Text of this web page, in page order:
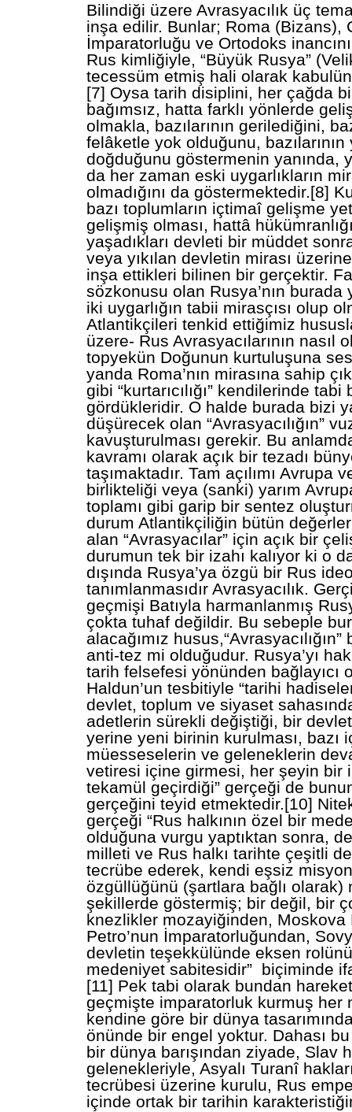
Bilindiği üzere Avrasyacılık üç
inşa edilir. Bunlar; Roma (Bizans),
İmparatorluğu ve Ortodoks
Rus kimliğiyle, “Büyük Rusya”
tecessüm etmiş hali olarak
[7] Oysa tarih disiplini, her çağda
bağımsız, hatta farklı yönlerde
olmakla, bazılarının gerilediğini,
felâketle yok olduğunu,
doğduğunu göstermenin yanında,
da her zaman eski uygarlıkların
olmadığını da göstermektedir.[8]
bazı toplumların içtimaî gelişme
gelişmiş olması, hattâ
yaşadıkları devleti bir müddet
veya yıkılan devletin mirası
inşa ettikleri bilinen bir gerçektir.
sözkonusu olan Rusya’nın burada
iki uygarlığın tabii mirasçısı olup
Atlantikçileri tenkid ettiğimiz
üzere- Rus Avrasyacılarının nasıl
topyekün Doğunun kurtuluşuna
yanda Roma’nın mirasına sahip
gibi “kurtarıcılığı” kendilerinde
gördükleridir. O halde burada bizi
düşürecek olan “Avrasyacılığın”
kavuşturulması gerekir. Bu
kavramı olarak açık bir tezadı
taşımaktadır. Tam açılımı Avrupa
birlikteliği veya (sanki) yarım
toplamı gibi garip bir sentez
durum Atlantikçiliğin bütün
alan “Avrasyacılar” için açık bir
durumun tek bir izahı kalıyor ki o
dışında Rusya’ya özgü bir Rus
tanımlanmasıdır Avrasyacılık.
geçmişi Batıyla harmanlanmış
çokta tuhaf değildir. Bu sebeple
alacağımız
anti-tez mi olduğudur. Rusya’yı
tarih felsefesi yönünden bağlayıcı
Haldun’un tesbitiyle “tarihi
devlet, toplum ve siyaset
adetlerin sürekli değiştiği, bir
yerine yeni birinin kurulması, bazı
müesseselerin ve geleneklerin
vetiresi içine girmesi, her şeyin bir
tekamül geçirdiği” gerçeği de
gerçeğini teyid etmektedir.[10]
gerçeği “Rus halkının özel bir
olduğuna vurgu yaptıktan sonra,
milleti ve Rus halkı tarihte çeşitli
tecrübe ederek, kendi eşsiz
özgüllüğünü (şartlara bağlı olarak)
şekillerde göstermiş; bir değil, bir
knezlikler mozayiğinden, Moskova
Petro’nun İmparatorluğundan,
devletin teşekkülünde eksen
medeniyet sabitesidir” biçiminde
[11] Pek tabi olarak bundan
geçmişte imparatorluk kurmuş her
kendine göre bir dünya
önünde bir engel yoktur. Dahası
bir dünya barışından ziyade, Slav
gelenekleriyle, Asyalı Turanî
tecrübesi üzerine kurulu, Rus
içinde ortak bir tarihin